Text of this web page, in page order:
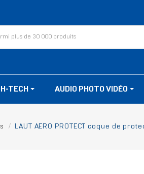
TECH AUDIO PHOTO VIDÉO
LAUT AERO PROTECT coque de